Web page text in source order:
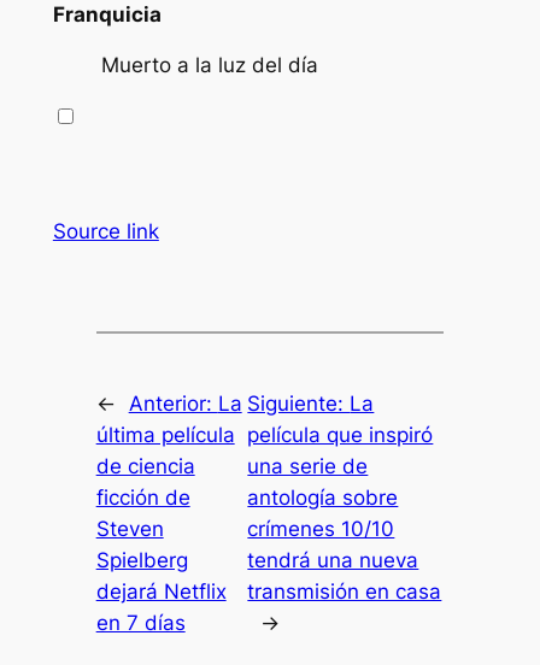
Franquicia
Muerto a la luz del día
Source link
← Anterior: La
última película
de ciencia
ficción de
Steven
Spielberg
dejará Netflix
en 7 días
Siguiente: La
película que inspiró
una serie de
antología sobre
crímenes 10/10
tendrá una nueva
transmisión en casa
→